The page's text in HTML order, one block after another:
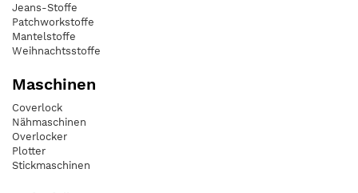
Jeans-Stoffe
Patchworkstoffe
Mantelstoffe
Weihnachtsstoffe
Maschinen
Coverlock
Nähmaschinen
Overlocker
Plotter
Stickmaschinen